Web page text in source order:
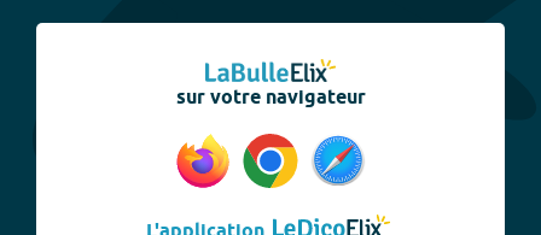
sur votre navigateur